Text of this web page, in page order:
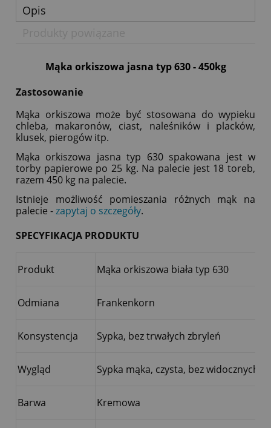
Opis
Mąka orkiszowa jasna typ 630 - 450kg
Zastosowanie
Mąka orkiszowa może być stosowana do wypieku
chleba, makaronów, ciast, naleśników i placków,
klusek, pierogów itp.
Mąka orkiszowa jasna typ 630 spakowana jest w
torby papierowe po 25 kg. Na palecie jest 18 toreb,
razem 450 kg na palecie.
Istnieje możliwość pomieszania różnych mąk na
palecie -zapytaj o szczegóły.
SPECYFIKACJA PRODUKTU
Produkt Mąka orkiszowa biała typ 630
Odmiana Frankenkorn
Konsystencja Sypka, bez trwałych zbryleń
Wygląd Sypka mąka, czysta, bez widocznych
Barwa Kremowa